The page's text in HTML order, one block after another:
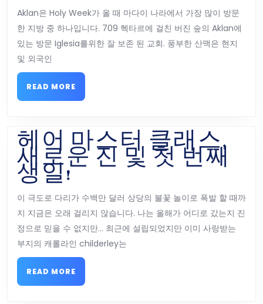
5
명
의
장
리
핀
의
교
회
–
Aklan은 Holy Week가 올 때 마다이 나라에서 가장 많이 방문
한 지방 중 하나입니다. 709 헥타르에 걸친 버진 숲의 Aklan에
있는 방문 Iglesia를위한 잘 보존 된 교회. 풍부한 산맥은 현지
및 외국인
READ MORE
MORE
헤어 마스터 클래스,
새로운 진 및 첫 번째
생일!
어
마
스
터
클
래
스,
이 극도로 다리가 수백만 달러 상당의 불꽃 놀이로 폭발 할 때까
지 지금은 오래 걸리지 않습니다. 나는 올해가 어디로 갔는지 진
정으로 믿을 수 없지만… 최근에 설립되었지만 이미 사랑받는
부지의 캐롤라인 childerley는
READ MORE
MORE